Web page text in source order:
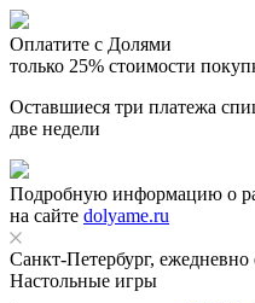
Оплатите с Долями
только 25% стоимости
Оставшиеся три платежа
две недели
Подробную информацию о
на сайте dolyame.ru
Санкт-Петербург, ежедневно
Настольные игры